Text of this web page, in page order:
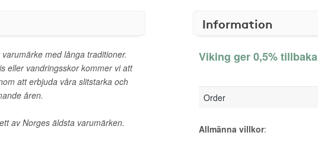
med långa traditioner.
eller vandringsskor kommer vi att
att erbjuda våra slitstarka och
åren.
av Norges äldsta varumärken.
Information
Viking ger 0,5% tillbaka
Order
Allmänna villkor: